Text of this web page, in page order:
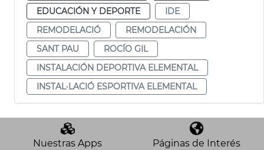
EDUCACIÓN Y DEPORTE
IDE
REMODELACIÓ
REMODELACIÓN
SANT PAU
ROCÍO GIL
INSTALACIÓN DEPORTIVA ELEMENTAL
INSTAL·LACIÓ ESPORTIVA ELEMENTAL
Nuestras Apps Páginas de Interés